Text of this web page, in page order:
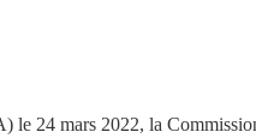
24 mars 2022, la